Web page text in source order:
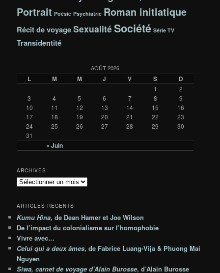
Portrait Poésie Psychiatrie Roman initiatique
Récit de voyageSexualitéSociété Série TV
Transidentité
AOÛT 2026
L M M J V S D
« Juin
1
2
3
4 5 6 7 8
9
10
11 12 13 14 15
16
17
18 19 20 21 22
23
24
25 26 27 28 29
30
31
ARCHIVES
A
h
i
v
e
s
ARTICLES RÉCENTS
Kumu Hina, de Dean Hamer et Joe Wilson
De l’impact du colonialisme sur l’homophobie
Vivre avec…
Celui qui a deux âmes, de Fabrice Luang-Vija & Phuong Mai
Nguyen
Siwa, carnet de voyage d’Alain Burosse, d’Alain Burosse